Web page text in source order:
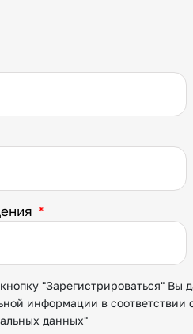
*
"Зарегистрироваться" Вы
информации в
данных"